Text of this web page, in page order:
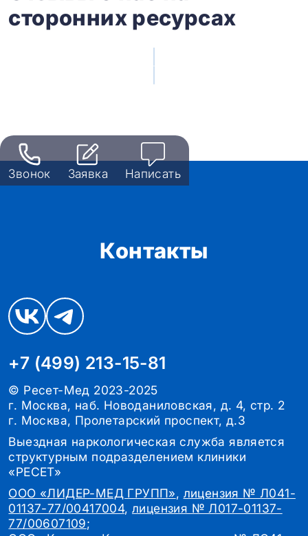
сторонних ресурсах
Звонок Заявка Написать
Контакты
+7 (499) 213-15-81
© Ресет-Мед 2023-2025
г. Москва, наб. Новоданиловская, д. 4, стр. 2
г. Москва, Пролетарский проспект, д.3
Выездная наркологическая служба является
структурным подразделением клиники
«РЕСЕТ»
ООО «ЛИДЕР-МЕД ГРУПП», лицензия № Л041-
01137-77/00417004, лицензия № Л017-01137-
77/00607109;